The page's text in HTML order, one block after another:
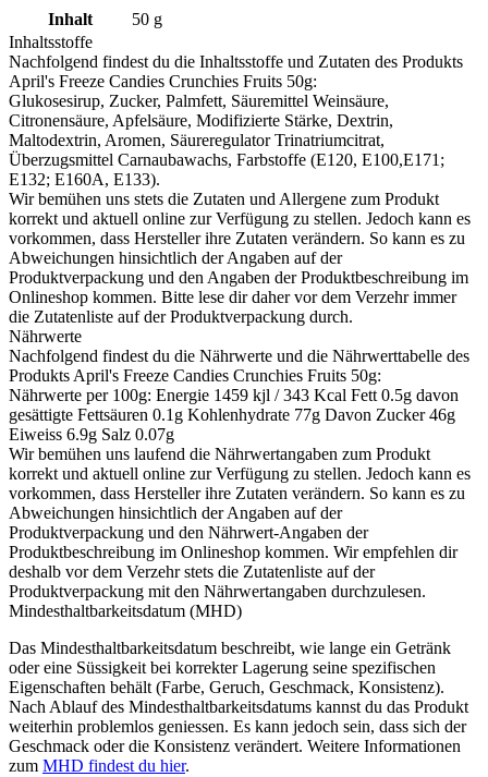
Inhalt 50 g
Inhaltsstoffe
Nachfolgend findest du die Inhaltsstoffe und Zutaten des Produkts
April's Freeze Candies Crunchies Fruits 50g:
Glukosesirup, Zucker, Palmfett, Säuremittel Weinsäure,
Citronensäure, Apfelsäure, Modifizierte Stärke, Dextrin,
Maltodextrin, Aromen, Säureregulator Trinatriumcitrat,
Überzugsmittel Carnaubawachs, Farbstoffe (E120, E100,E171;
E132; E160A, E133).
Wir bemühen uns stets die Zutaten und Allergene zum Produkt
korrekt und aktuell online zur Verfügung zu stellen. Jedoch kann es
vorkommen, dass Hersteller ihre Zutaten verändern. So kann es zu
Abweichungen hinsichtlich der Angaben auf der
Produktverpackung und den Angaben der Produktbeschreibung im
Onlineshop kommen. Bitte lese dir daher vor dem Verzehr immer
die Zutatenliste auf der Produktverpackung durch.
Nährwerte
Nachfolgend findest du die Nährwerte und die Nährwerttabelle des
Produkts April's Freeze Candies Crunchies Fruits 50g:
Nährwerte per 100g: Energie 1459 kjl / 343 Kcal Fett 0.5g davon
gesättigte Fettsäuren 0.1g Kohlenhydrate 77g Davon Zucker 46g
Eiweiss 6.9g Salz 0.07g
Wir bemühen uns laufend die Nährwertangaben zum Produkt
korrekt und aktuell online zur Verfügung zu stellen. Jedoch kann es
vorkommen, dass Hersteller ihre Zutaten verändern. So kann es zu
Abweichungen hinsichtlich der Angaben auf der
Produktverpackung und den Nährwert-Angaben der
Produktbeschreibung im Onlineshop kommen. Wir empfehlen dir
deshalb vor dem Verzehr stets die Zutatenliste auf der
Produktverpackung mit den Nährwertangaben durchzulesen.
Mindesthaltbarkeitsdatum (MHD)
Das Mindesthaltbarkeitsdatum beschreibt, wie lange ein Getränk
oder eine Süssigkeit bei korrekter Lagerung seine spezifischen
Eigenschaften behält (Farbe, Geruch, Geschmack, Konsistenz).
Nach Ablauf des Mindesthaltbarkeitsdatums kannst du das Produkt
weiterhin problemlos geniessen. Es kann jedoch sein, dass sich der
Geschmack oder die Konsistenz verändert. Weitere Informationen
zum MHD findest du hier.